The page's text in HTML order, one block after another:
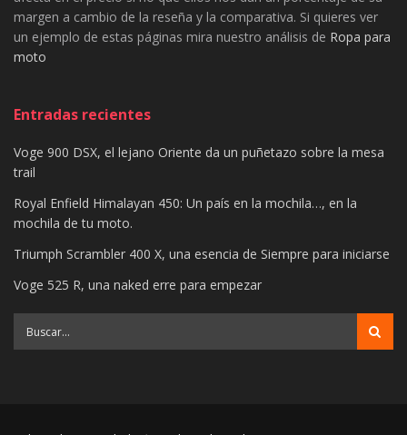
margen a cambio de la reseña y la comparativa. Si quieres ver
un ejemplo de estas páginas mira nuestro análisis de Ropa para
moto
Entradas recientes
Voge 900 DSX, el lejano Oriente da un puñetazo sobre la mesa
trail
Royal Enfield Himalayan 450: Un país en la mochila…, en la
mochila de tu moto.
Triumph Scrambler 400 X, una esencia de Siempre para iniciarse
Voge 525 R, una naked erre para empezar